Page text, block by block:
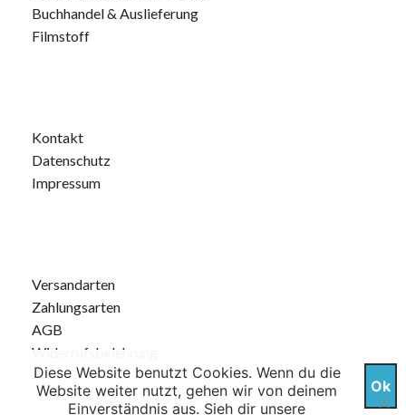
Buchhandel & Auslieferung
Filmstoff
Kontakt
Datenschutz
Impressum
Versandarten
Zahlungsarten
AGB
Widerrufsbelehrung
Diese Website benutzt Cookies. Wenn du die
Website weiter nutzt, gehen wir von deinem
Einverständnis aus. Sieh dir unsere
Ok